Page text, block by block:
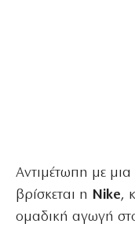
Αντιμέτωπη με μια
βρίσκεται η Nike,
ομαδική αγωγή